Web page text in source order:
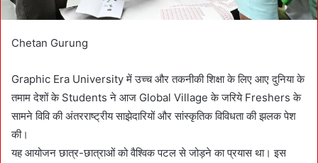
Chetan Gurung
Graphic Era University में उच्च और तकनीकी शिक्षा के लिए आए दुनिया के
तमाम देशों के Students ने आज Global Village के जरिये Freshers के
सामने विवि की अंतरराष्ट्रीय साझेदारियों और सांस्कृतिक विविधता की झलक पेश
की।
यह आयोजन छात्र-छात्राओं को वैश्विक पटल से जोड़ने का प्रयास था। इस